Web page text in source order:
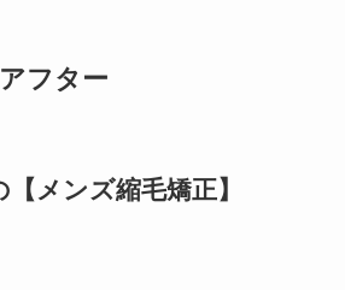
フター
メンズ縮毛矯正】